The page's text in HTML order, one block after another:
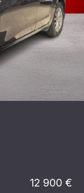
12 900 €